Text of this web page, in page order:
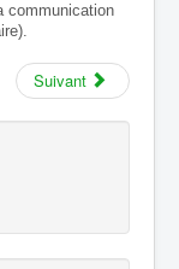
communication
Suivant